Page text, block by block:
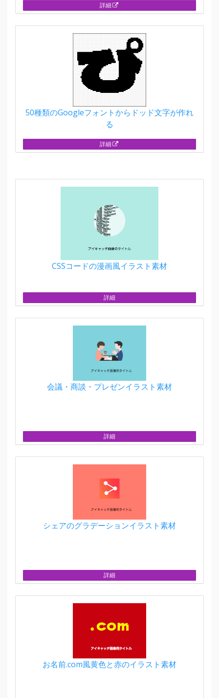
詳細
50種類のGoogleフォントからドッド文字が作れ
る
詳細
CSSコードの漫画風イラスト素材
詳細
会議・商談・プレゼンイラスト素材
詳細
シェアのグラデーションイラスト素材
詳細
お名前.com風黄色と赤のイラスト素材